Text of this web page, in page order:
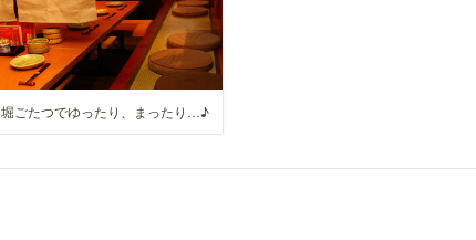
堀ごたつでゆったり、まったり…♪